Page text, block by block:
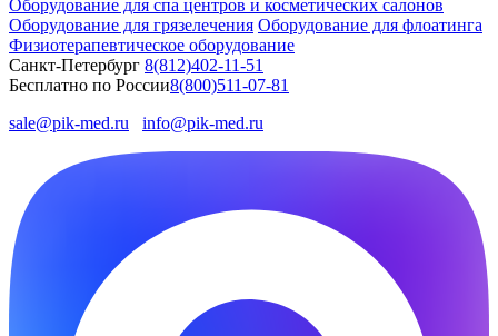
Оборудование для спа центров и косметических салонов
Оборудование для грязелечения Оборудование для флоатинга
Физиотерапевтическое оборудование
Санкт-Петербург 8(812)402-11-51
Бесплатно по России8(800)511-07-81
sale@pik-med.ru
info@pik-med.ru